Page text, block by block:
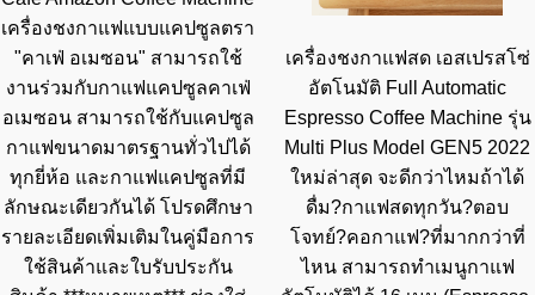
เครื่องชงกาแฟแบบแคปซูลตรา
"คาเฟ่ อเมซอน" สามารถใช้
งานร่วมกับกาแฟแคปซูลคาเฟ่
อเมซอน สามารถใช้กับแคปซูล
กาแฟขนาดมาตรฐานทั่วไปได้
ทุกยี่ห้อ และกาแฟแคปซูลที่มี
ลักษณะเดียวกันได้ โปรดศึกษา
รายละเอียดเพิ่มเติมในคู่มือการ
ใช้สินค้าและใบรับประกัน
เครื่องชงกาแฟสด เอสเปรสโซ่
อัตโนมัติ Full Automatic
Espresso Coffee Machine รุ่น
Multi Plus Model GEN5 2022
ใหม่ล่าสุด จะดีกว่าไหมถ้าได้
ดื่ม?กาแฟสดทุกวัน?ตอบ
โจทย์?คอกาแฟ?ที่มากกว่าที่
ไหน สามารถทำเมนูกาแฟ